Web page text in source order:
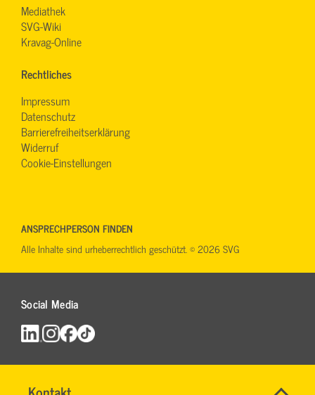
Name*
Mediathek
SVG-Wiki
Kravag-Online
Rechtliches
Impressum
Datenschutz
Barrierefreiheitserklärung
Widerruf
Cookie-Einstellungen
Social Media
ANSPRECHPERSON FINDEN
Alle Inhalte sind urheberrechtlich geschützt. © 2026 SVG